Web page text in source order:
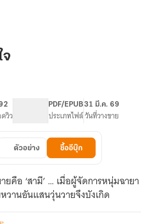
จ
วิว
PDF/EPUB
ประเภทไฟล์
31 มี.ค. 69
วันที่วางขาย
ตัวอย่าง ซื้ออีบุ๊ก
ายคือ ‘สามี’ … เมื่อผู้จัดการหนุ่มฉา
วานอันแสนวุ่นวายจึงบังเกิด